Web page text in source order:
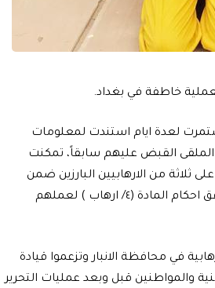
خاطفة في بغداد.
لعدة ايام استندت لمعلومات
الملقى القبض عليهم سابقاً، تمكنت
ثلاثة من الارهابيين البارزين ضمن
صفوف داعش الارهابي وهم (ابو شهد وابو سارة وابو يعقوب) المطلوبين وفق احكام المادة (٤/ ارهاب ) لعملهم
في محافظة الانبار وتزعموا قيادة
والمواطنين قبل وبعد عمليات التحرير